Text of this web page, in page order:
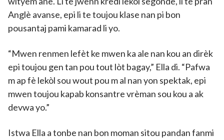
Anglè avanse, epi li te toujou klase nan pi bon
pousantaj pami kamarad li yo.
“Mwen renmen lefèt ke mwen ka ale nan kou an dirèk
epi toujou gen tan pou tout lòt bagay,” Ella di. “Pafwa
m ap fè lekòl sou wout pou m al nan yon spektak, epi
mwen toujou kapab konsantre vrèman sou kou a ak
devwa yo.”
Istwa Ella a tonbe nan bon moman sitou pandan fanmi